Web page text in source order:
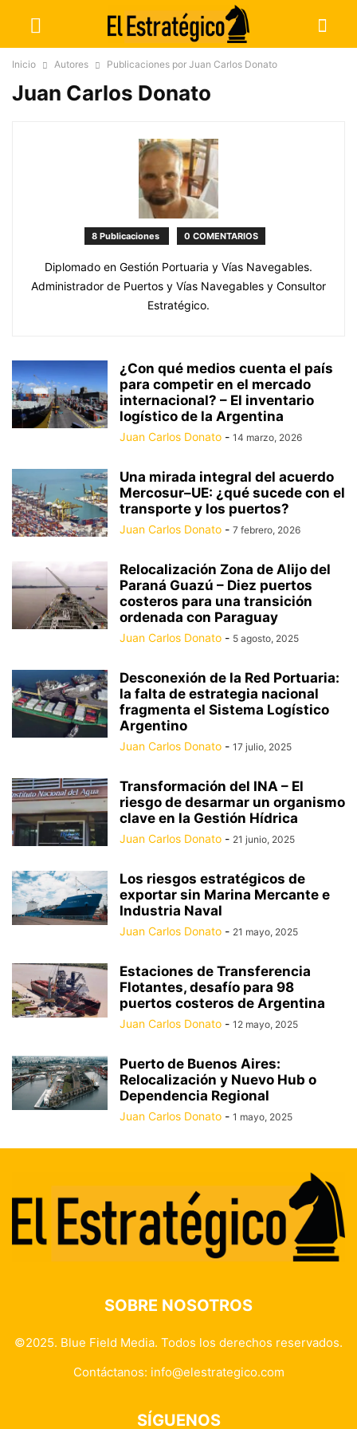
Inicio Autores Publicaciones por Juan Carlos Donato
Juan Carlos Donato
8 Publicaciones 0 COMENTARIOS
Diplomado en Gestión Portuaria y Vías Navegables.
Administrador de Puertos y Vías Navegables y Consultor
Estratégico.
¿Con qué medios cuenta el país
para competir en el mercado
internacional? – El inventario
logístico de la Argentina
Juan Carlos Donato - 14 marzo, 2026
Una mirada integral del acuerdo
Mercosur–UE: ¿qué sucede con el
transporte y los puertos?
Juan Carlos Donato - 7 febrero, 2026
Relocalización Zona de Alijo del
Paraná Guazú – Diez puertos
costeros para una transición
ordenada con Paraguay
Juan Carlos Donato - 5 agosto, 2025
Desconexión de la Red Portuaria:
la falta de estrategia nacional
fragmenta el Sistema Logístico
Argentino
Juan Carlos Donato - 17 julio, 2025
Transformación del INA – El
riesgo de desarmar un organismo
clave en la Gestión Hídrica
Juan Carlos Donato - 21 junio, 2025
Los riesgos estratégicos de
exportar sin Marina Mercante e
Industria Naval
Juan Carlos Donato - 21 mayo, 2025
Estaciones de Transferencia
Flotantes, desafío para 98
puertos costeros de Argentina
Juan Carlos Donato - 12 mayo, 2025
Puerto de Buenos Aires:
Relocalización y Nuevo Hub o
Dependencia Regional
Juan Carlos Donato - 1 mayo, 2025
SOBRE NOSOTROS
©2025. Blue Field Media. Todos los derechos reservados.
Contáctanos: info@elestrategico.com
SÍGUENOS